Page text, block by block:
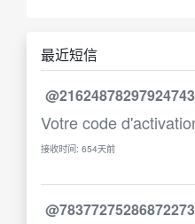
最近短信
Votre code
接收时间: 654天前